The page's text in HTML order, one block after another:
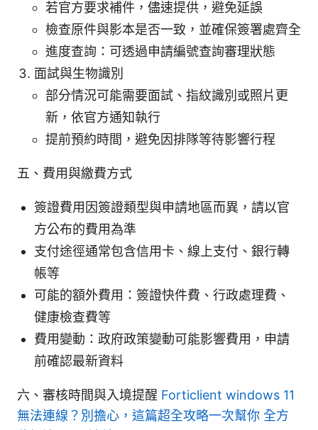
若官方要求補件，儘速提供，避免延誤
檢查原件與影本是否一致，並確保簽署處齊全
進度查詢：可透過申請編號查詢審理狀態
面試與生物識別
部分情況可能需要面試、指紋識別或照片更
新，依官方通知執行
提前預約時間，避免因排隊等待影響行程
五、費用與繳費方式
簽證費用因簽證類型與申請地區而異，請以官
方公布的費用為準
支付途徑通常包含信用卡、線上支付、銀行轉
帳等
可能的額外費用：簽證快件費、行政處理費、
健康檢查費等
費用變動：政府政策變動可能影響費用，申請
前確認最新資料
六、審核時間與入境提醒 Forticlient windows 11
無法連線？別擔心，這篇超全攻略一次幫你 全方